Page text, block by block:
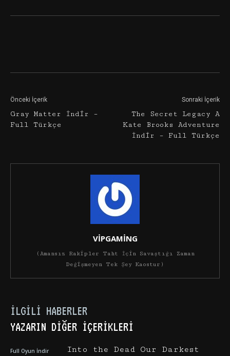
Önceki İçerik
Gray Matter İndir –
Full Türkçe
Sonraki İçerik
The Secret Legacy A
Kate Brooks Adventure
İndir – Full Türkçe
VİPGAMİNG
(Amansız Rakipler Taht İçin Savaştığı Zaman
Değişmeyen Tek Şey Kaostur)
İLGILI HABERLER
YAZARIN DIĞER İÇERIKLERI
Full Oyun İndir
Into the Dead Our Darkest